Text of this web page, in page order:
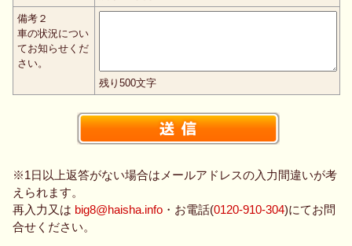
備考２
車の状況につい
てお知らせくだ
さい。
残り 500文字
※1日以上返答がない場合はメールアドレスの入力間違いが考
えられます。
再入力又は big8@haisha.info ・お電話(0120-910-304)にてお問
合せください。